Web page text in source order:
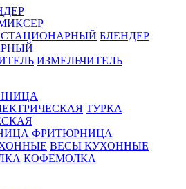
БЛЕНДЕР
ИЗМЕЛЬЧИТЕЛЬ
ТУРКА
ФРИТЮРНИЦА
ВЕСЫ КУХОННЫЕ
КОФЕМОЛКА